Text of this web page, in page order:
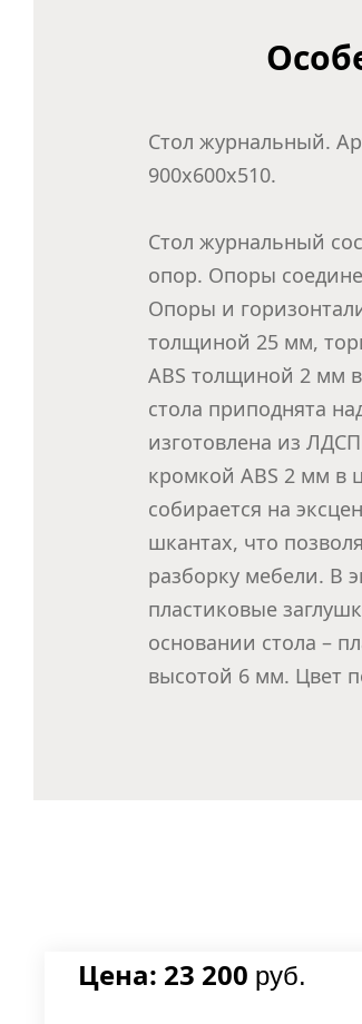
Стол журнальный.
900x600x510.
Стол журнальный
опор. Опоры
Опоры и
толщиной 25 мм,
ABS толщиной 2 мм
стола приподнята
изготовлена из
кромкой ABS 2 мм в
собирается на
шкантах, что
разборку мебели. В
пластиковые
основании стола –
высотой 6 мм. Цвет
Цена: 23 200 руб.